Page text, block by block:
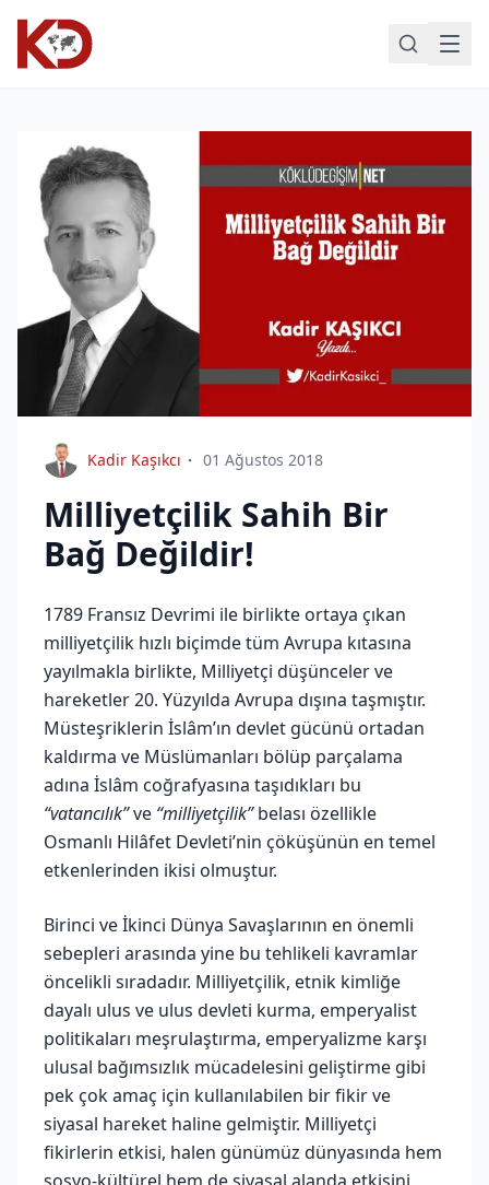
Kadir Kaşıkcı 01 Ağustos 2018
Milliyetçilik Sahih Bir
Bağ Değildir!
1789 Fransız Devrimi ile birlikte ortaya çıkan
milliyetçilik hızlı biçimde tüm Avrupa kıtasına
yayılmakla birlikte, Milliyetçi düşünceler ve
hareketler 20. Yüzyılda Avrupa dışına taşmıştır.
Müsteşriklerin İslâm’ın devlet gücünü ortadan
kaldırma ve Müslümanları bölüp parçalama
adına İslâm coğrafyasına taşıdıkları bu
“vatancılık”ve “milliyetçilik”belası özellikle
Osmanlı Hilâfet Devleti’nin çöküşünün en temel
etkenlerinden ikisi olmuştur.
Birinci ve İkinci Dünya Savaşlarının en önemli
sebepleri arasında yine bu tehlikeli kavramlar
öncelikli sıradadır. Milliyetçilik, etnik kimliğe
dayalı ulus ve ulus devleti kurma, emperyalist
politikaları meşrulaştırma, emperyalizme karşı
ulusal bağımsızlık mücadelesini geliştirme gibi
pek çok amaç için kullanılabilen bir fikir ve
siyasal hareket haline gelmiştir. Milliyetçi
fikirlerin etkisi, halen günümüz dünyasında hem